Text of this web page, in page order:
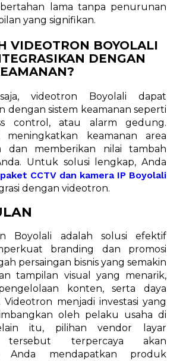
lama tanpa penurunan
yang signifikan.
VIDEOTRON BOYOLALI
DENGAN
videotron Boyolali dapat
dengan sistem keamanan seperti
control, atau alarm gedung.
meningkatkan keamanan area
dan memberikan nilai tambah
Untuk solusi lengkap, Anda
paket CCTV dan kamera IP Boyolali
dengan videotron.
Boyolali adalah solusi efektif
branding dan promosi
persaingan bisnis yang semakin
tampilan visual yang menarik,
konten, serta daya
menjadi investasi yang
oleh pelaku usaha di
itu, pilihan vendor layar
tersebut terpercaya akan
Anda mendapatkan produk